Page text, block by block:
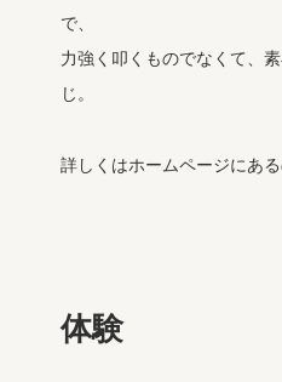
で、
力強く叩くものでなくて、
じ。
詳しくはホームページにある
体験